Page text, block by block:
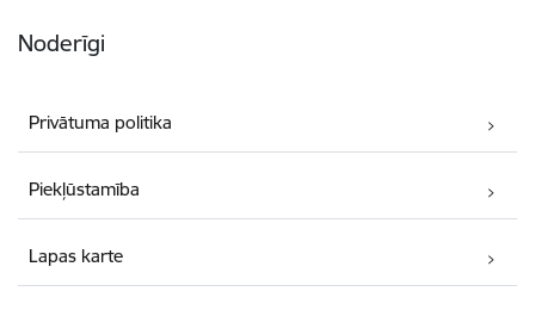
Noderīgi
Privātuma politika
Piekļūstamība
Lapas karte